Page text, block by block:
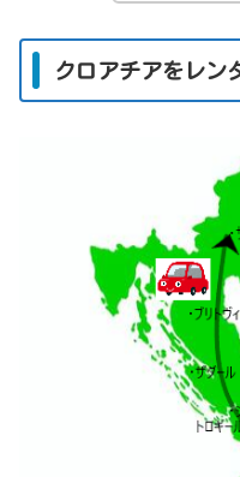
クロアチアをレン